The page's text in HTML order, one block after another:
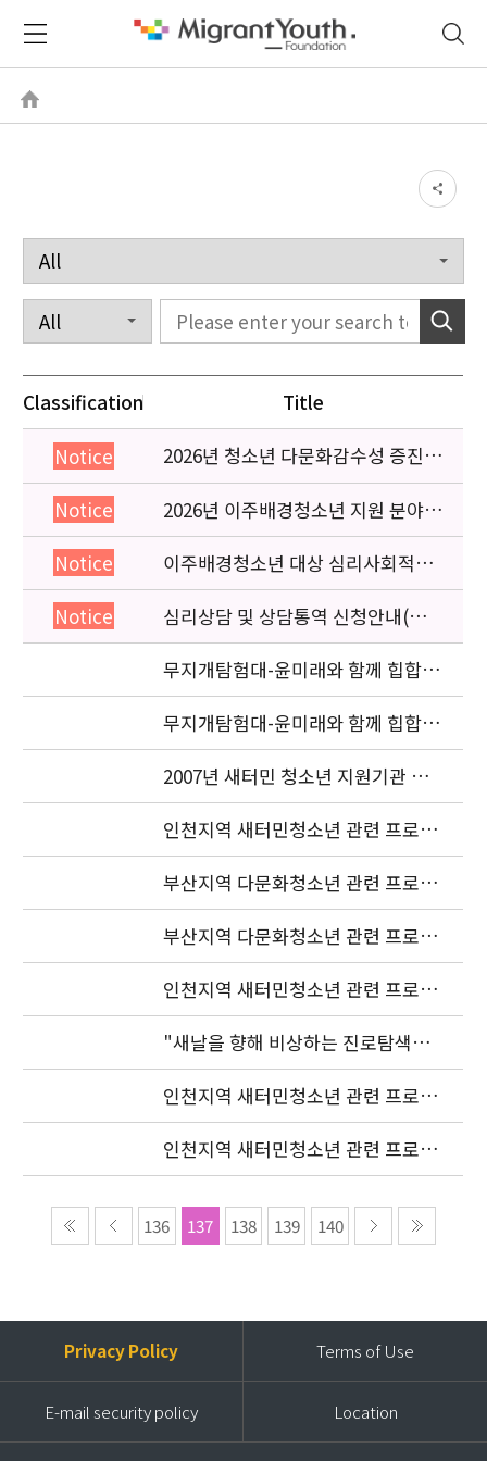
Classification Title
Notice
2026년 청소년 다문화감수성 증진
프로그램 「다가감」신청기관 안내
Notice
2026년 이주배경청소년 지원 분야
종사자 역량강화 교육 일정 안내
Notice
이주배경청소년 대상 심리사회적응
검사 연수동영상 개편 안내
Notice
심리상담 및 상담통역 신청안내(의뢰
서첨부)
무지개탐험대-윤미래와 함께 힙합을
배워요 (사진2 )
무지개탐험대-윤미래와 함께 힙합을
배워요(사진 1)
2007년 새터민 청소년 지원기관 공
동협력사업 중간보고서 요청
인천지역 새터민청소년 관련 프로젝
트 조정자 모집 재공고
부산지역 다문화청소년 관련 프로젝
트 조정자 최종 합격자 발표
부산지역 다문화청소년 관련 프로젝
트 조정자 1차 서류전형 합격자 발표
인천지역 새터민청소년 관련 프로젝
트 조정자 모집 발표
"새날을 향해 비상하는 진로탐색여
행"(장소변경)
인천지역 새터민청소년 관련 프로젝
트 조정자 모집 발표 연기
인천지역 새터민청소년 관련 프로젝
트 조정자 모집공고
136 137 138 139 140
Privacy Policy Terms of Use
E-mail security policy Location